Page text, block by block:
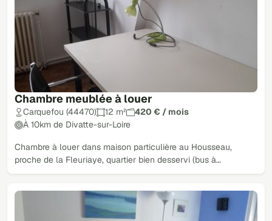
Chambre meublée à louer
Carquefou (44470) 12 m²
420 € / mois
À 10km de Divatte-sur-Loire
Chambre à louer dans maison particulière au Housseau,
proche de la Fleuriaye, quartier bien desservi (bus à…